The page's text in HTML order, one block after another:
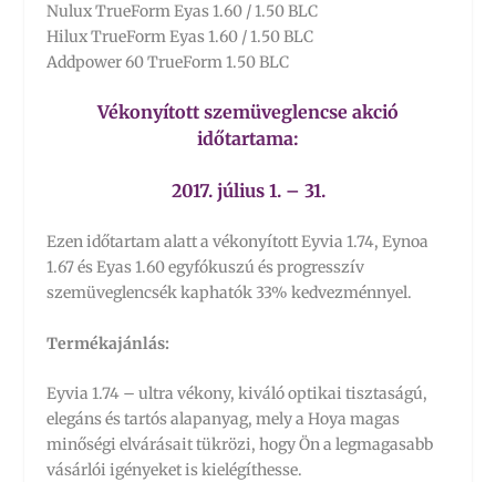
Nulux TrueForm Eyas 1.60 / 1.50 BLC
Hilux TrueForm Eyas 1.60 / 1.50 BLC
Addpower 60 TrueForm 1.50 BLC
Vékonyított szemüveglencse akció
időtartama:
2017. július 1. – 31.
Ezen időtartam alatt a vékonyított Eyvia 1.74, Eynoa
1.67 és Eyas 1.60 egyfókuszú és progresszív
szemüveglencsék kaphatók 33% kedvezménnyel.
Termékajánlás:
Eyvia 1.74 – ultra vékony, kiváló optikai tisztaságú,
elegáns és tartós alapanyag, mely a Hoya magas
minőségi elvárásait tükrözi, hogy Ön a legmagasabb
vásárlói igényeket is kielégíthesse.